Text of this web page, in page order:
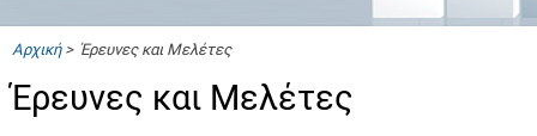
Αρχική> Έρευνες και Μελέτες
Έρευνες και Μελέτες